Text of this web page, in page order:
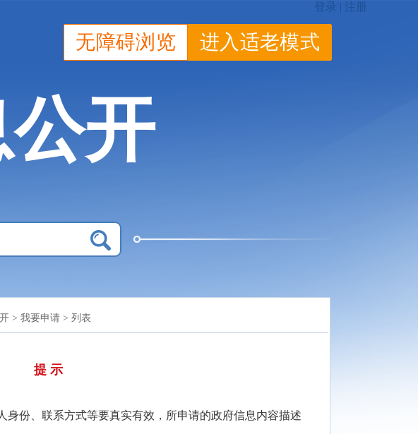
无障碍浏览 进入适老模式
开
> 我要申请 > 列表
提 示
身份、联系方式等要真实有效，所申请的政府信息内容描述